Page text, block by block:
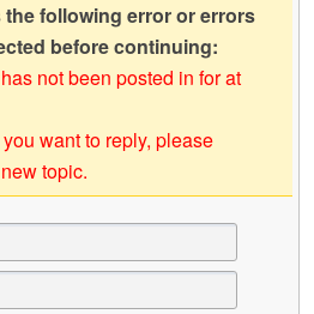
the following error or errors
before continuing:
not been posted in for at
want to reply, please
topic.